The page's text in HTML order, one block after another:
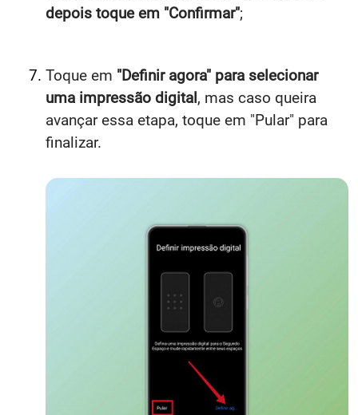
depois toque em "Confirmar";
Toque em "Definir agora" para selecionar
uma impressão digital, mas caso queira
avançar essa etapa, toque em "Pular" para
finalizar.